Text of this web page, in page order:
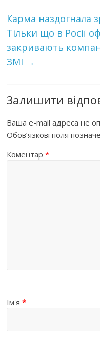
Карма наздогнала
Тільки що в Росії
закривають
ЗМІ →
Залишити
Ваша e-mail адреса не
Обов’язкові поля
Коментар*
Ім'я*